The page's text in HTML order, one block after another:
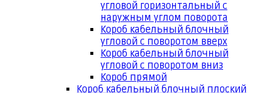
угловой горизонтальный с
наружным углом поворота
Короб кабельный блочный
угловой с поворотом вверх
Короб кабельный блочный
угловой с поворотом вниз
Короб прямой
Короб кабельный блочный плоский